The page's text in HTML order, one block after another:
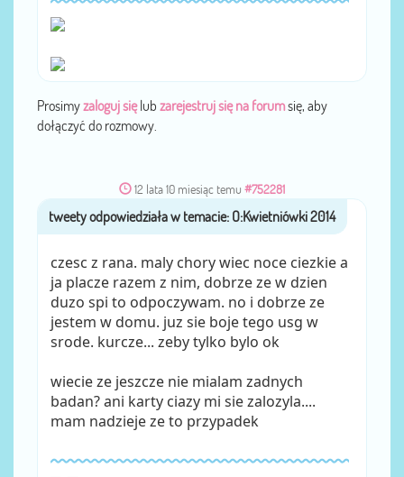
Prosimyzaloguj sięlub zarejestruj się na forumsię, aby
dołączyć do rozmowy.
12 lata 10 miesiąc temu #752281
przeztweety
czesc z rana. maly chory wiec noce ciezkie a
ja placze razem z nim, dobrze ze w dzien
duzo spi to odpoczywam. no i dobrze ze
jestem w domu. juz sie boje tego usg w
srode. kurcze... zeby tylko bylo ok
wiecie ze jeszcze nie mialam zadnych
badan? ani karty ciazy mi sie zalozyla....
mam nadzieje ze to przypadek